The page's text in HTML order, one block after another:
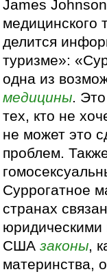
James
медицинского
делится
туризме»:
одна из
медицины.
тех, кто не
не может это
проблем.
Суррогатное
странах
СШАзаконы,
материнства,